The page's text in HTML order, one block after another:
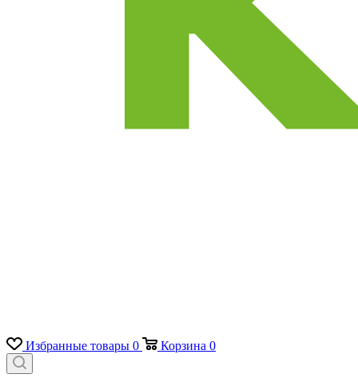
Избранные товары 0 Корзина 0